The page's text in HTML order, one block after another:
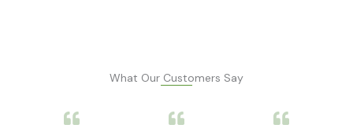
What Our Customers Say